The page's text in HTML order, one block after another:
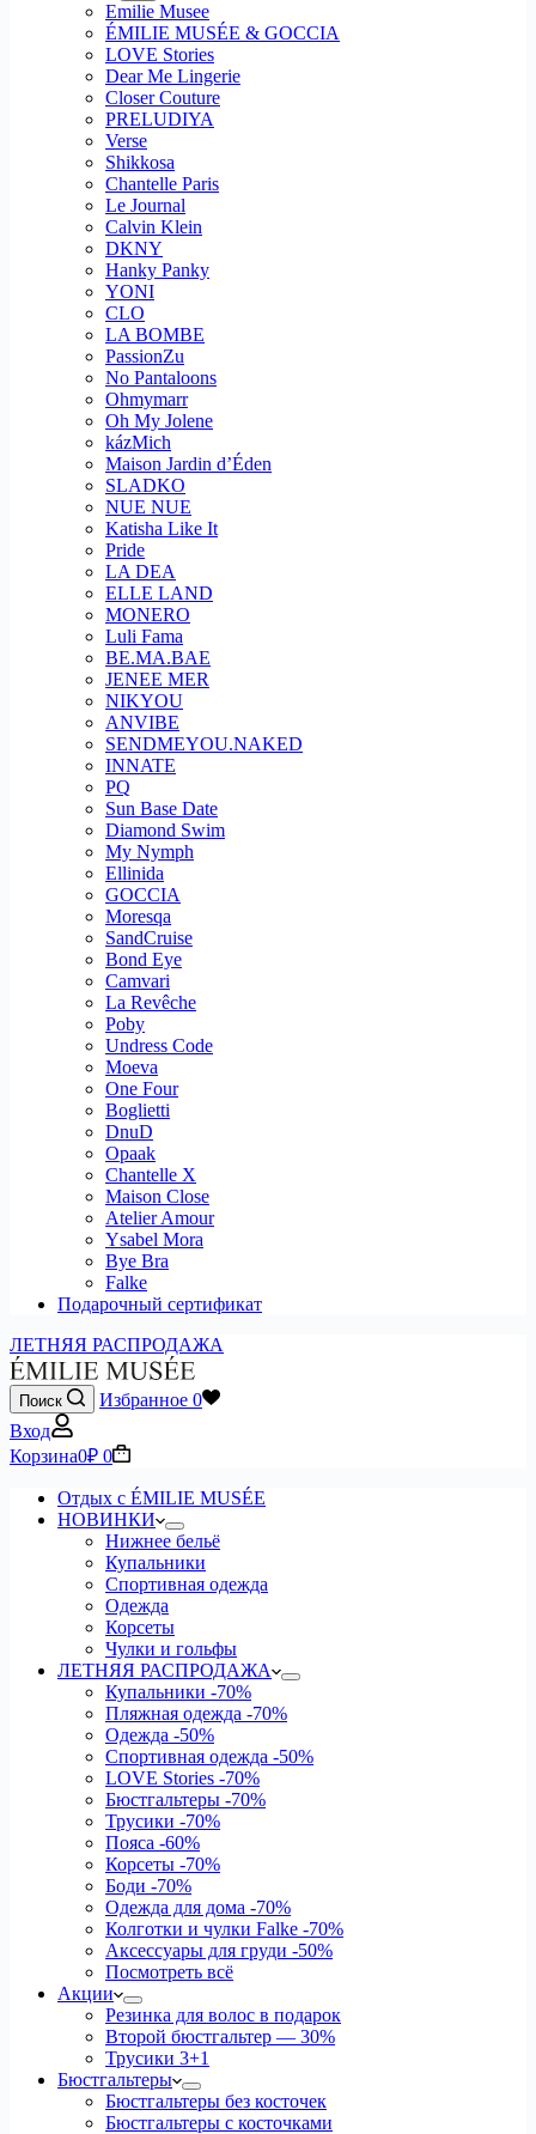
Emilie Musee
ÉMILIE MUSÉE & GOCCIA
LOVE Stories
Dear Me Lingerie
Closer Couture
PRELUDIYA
Verse
Shikkosa
Chantelle Paris
Le Journal
Calvin Klein
DKNY
Hanky Panky
YONI
CLO
LA BOMBE
PassionZu
No Pantaloons
Ohmymarr
Oh My Jolene
kázMich
Maison Jardin d’Éden
SLADKO
NUE NUE
Katisha Like It
Pride
LA DEA
ELLE LAND
MONERO
Luli Fama
BE.MA.BAE
JENEE MER
NIKYOU
ANVIBE
SENDMEYOU.NAKED
INNATE
PQ
Sun Base Date
Diamond Swim
My Nymph
Ellinida
GOCCIA
Moresqa
SandCruise
Bond Eye
Camvari
La Revêche
Poby
Undress Code
Moeva
One Four
Boglietti
DnuD
Opaak
Chantelle X
Maison Close
Atelier Amour
Ysabel Mora
Bye Bra
Falke
Подарочный сертификат
ЛЕТНЯЯ РАСПРОДАЖА
Поиск Избранное 0
Вход
Корзина0₽ 0
Отдых с ÉMILIE MUSÉE
НОВИНКИ
Нижнее бельё
Купальники
Спортивная одежда
Одежда
Корсеты
Чулки и гольфы
ЛЕТНЯЯ РАСПРОДАЖА
Купальники -70%
Пляжная одежда -70%
Одежда -50%
Спортивная одежда -50%
LOVE Stories -70%
Бюстгальтеры -70%
Трусики -70%
Пояса -60%
Корсеты -70%
Боди -70%
Одежда для дома -70%
Колготки и чулки Falke -70%
Аксессуары для груди -50%
Посмотреть всё
Акции
Резинка для волос в подарок
Второй бюстгальтер — 30%
Трусики 3+1
Бюстгальтеры
Бюстгальтеры без косточек
Бюстгальтеры с косточками